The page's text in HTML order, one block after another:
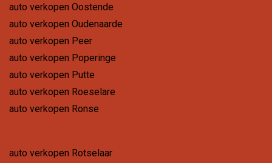
auto verkopen Oostende
auto verkopen Oudenaarde
auto verkopen Peer
auto verkopen Poperinge
auto verkopen Putte
auto verkopen Roeselare
auto verkopen Ronse
auto verkopen Rotselaar